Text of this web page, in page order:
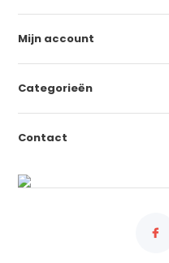
Mijn account
Categorieën
Contact